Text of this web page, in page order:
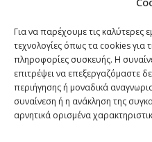
Για να παρέχουμε τις καλύτερες
τεχνολογίες όπως τα cookies
πληροφορίες συσκευής. Η
επιτρέψει να επεξεργαζόμαστε
περιήγησης ή μοναδικά
συναίνεση ή η ανάκληση της
αρνητικά ορισμένα